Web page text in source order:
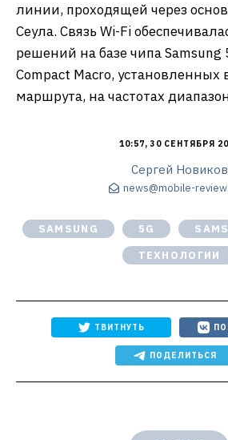
линии, проходящей через
Сеула. Связь Wi-Fi
решений на базе чипа Samsung
Compact Macro, установленных
маршрута, на частотах
10:57, 30 СЕНТЯБРЯ
Сергей Новиков
news@mobile-
SAMSUNG 5G
ТЕХНОЛОГИИ
ТВИТНУТЬ
ПОДЕЛИТЬСЯ